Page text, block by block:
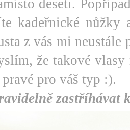
deseti.
kadeřnické nůžky
z vás mi neustále
že takové
pro váš typ :).
zastříhávat